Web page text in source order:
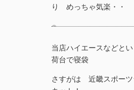
り めっちゃ気楽・・
当店ハイエースなどと
荷台で寝袋
さすがは 近畿スポー